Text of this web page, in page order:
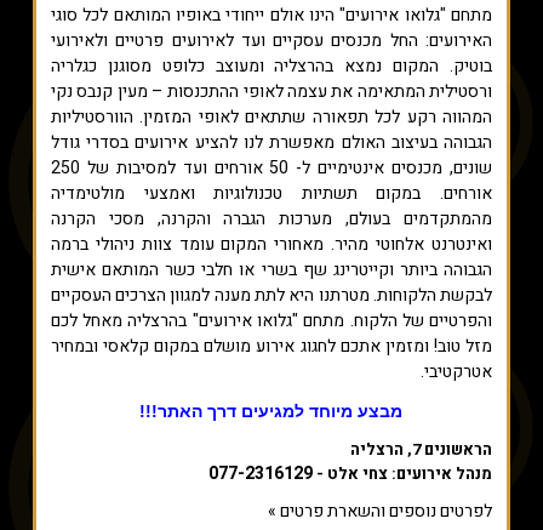
מתחם "גלואו אירועים" הינו אולם ייחודי באופיו המותאם לכל סוגי
האירועים: החל מכנסים עסקיים ועד לאירועים פרטיים ולאירועי
בוטיק. המקום נמצא בהרצליה ומעוצב כלופט מסוגנן כגלריה
ורסטילית המתאימה את עצמה לאופי ההתכנסות – מעין קנבס נקי
המהווה רקע לכל תפאורה שתתאים לאופי המזמין. הוורסטיליות
הגבוהה בעיצוב האולם מאפשרת לנו להציע אירועים בסדרי גודל
שונים, מכנסים אינטימיים ל- 50 אורחים ועד למסיבות של 250
אורחים. במקום תשתיות טכנולוגיות ואמצעי מולטימדיה
מהמתקדמים בעולם, מערכות הגברה והקרנה, מסכי הקרנה
ואינטרנט אלחוטי מהיר. מאחורי המקום עומד צוות ניהולי ברמה
הגבוהה ביותר וקייטרינג שף בשרי או חלבי כשר המותאם אישית
לבקשת הלקוחות. מטרתנו היא לתת מענה למגוון הצרכים העסקיים
והפרטיים של הלקוח. מתחם "גלואו אירועים" בהרצליה מאחל לכם
מזל טוב! ומזמין אתכם לחגוג אירוע מושלם במקום קלאסי ובמחיר
אטרקטיבי.
מבצע מיוחד למגיעים דרך האתר!!!
הראשונים 7, הרצליה
מנהל אירועים: צחי אלט - 077-2316129
לפרטים נוספים והשארת פרטים »